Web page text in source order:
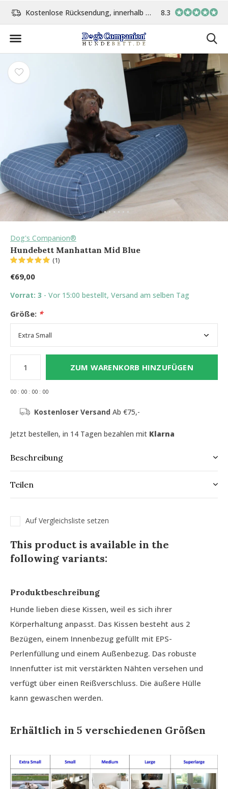
Vor 15:00 Uhr bestellt, am gleichen Tag versand In eigener
8.3
Dog's Companion®
Hundebett Manhattan Mid Blue
(1)
€69,00
Vorrat: 3 - Vor 15:00 bestellt, Versand am selben Tag
Größe: *
ZUM WARENKORB HINZUFÜGEN
00 : 00 : 00 : 00
Kostenloser Versand Ab €75,-
Jetzt bestellen, in 14 Tagen bezahlen mit Klarna
Beschreibung
Teilen
Auf Vergleichsliste setzen
This product is available in the
following variants:
Produktbeschreibung
Hunde lieben diese Kissen, weil es sich ihrer
Körperhaltung anpasst. Das Kissen besteht aus 2
Bezügen, einem Innenbezug gefüllt mit EPS-
Perlenfüllung und einem Außenbezug. Das robuste
Innenfutter ist mit verstärkten Nähten versehen und
verfügt über einen Reißverschluss. Die äußere Hülle
kann gewaschen werden.
Erhältlich in 5 verschiedenen Größen